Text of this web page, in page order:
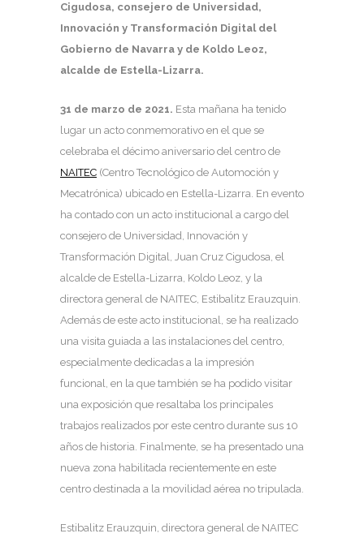
Cigudosa, consejero de Universidad,
Innovación y Transformación Digital del
Gobierno de Navarra y de Koldo Leoz,
alcalde de Estella-Lizarra.
31 de marzo de 2021. Esta mañana ha tenido
lugar un acto conmemorativo en el que se
celebraba el décimo aniversario del centro de
NAITEC (Centro Tecnológico de Automoción y
Mecatrónica) ubicado en Estella-Lizarra. En evento
ha contado con un acto institucional a cargo del
consejero de Universidad, Innovación y
Transformación Digital, Juan Cruz Cigudosa, el
alcalde de Estella-Lizarra, Koldo Leoz, y la
directora general de NAITEC, Estibalitz Erauzquin.
Además de este acto institucional, se ha realizado
una visita guiada a las instalaciones del centro,
especialmente dedicadas a la impresión
funcional, en la que también se ha podido visitar
una exposición que resaltaba los principales
trabajos realizados por este centro durante sus 10
años de historia. Finalmente, se ha presentado una
nueva zona habilitada recientemente en este
centro destinada a la movilidad aérea no tripulada.
Estibalitz Erauzquin, directora general de NAITEC